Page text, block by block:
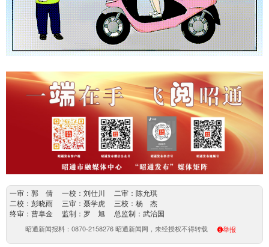
一审：郭 倩 一校：刘仕川 二审：陈允琪
二校：彭晓雨 三审：聂学虎 三校：杨 杰
终审：曹阜金 监制：罗 旭 总监制：武治国
昭通新闻报料：0870-2158276 昭通新闻网，未经授权不得转载 举报